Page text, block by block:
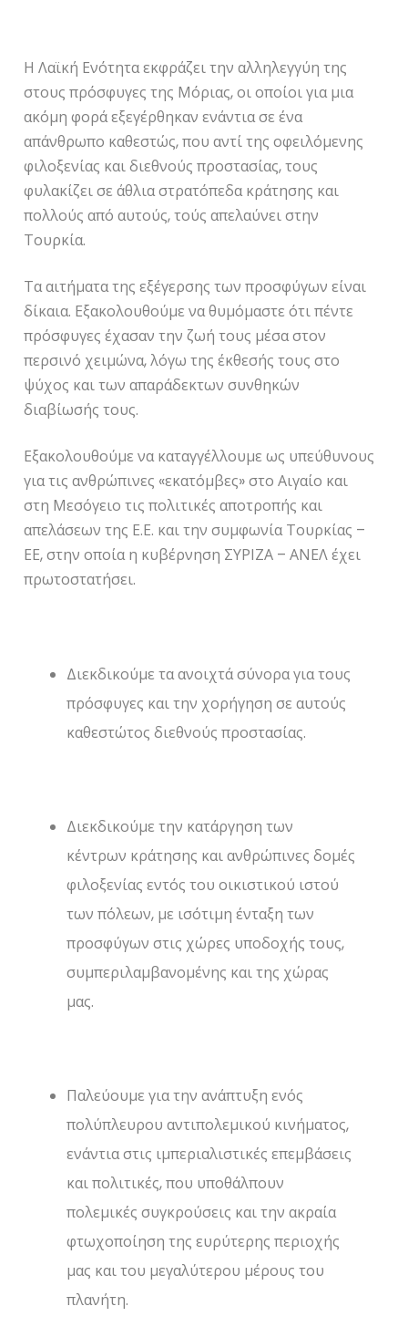
Η Λαϊκή Ενότητα εκφράζει την αλληλεγγύη της
στους πρόσφυγες της Μόριας, οι οποίοι για μια
ακόμη φορά εξεγέρθηκαν ενάντια σε ένα
απάνθρωπο καθεστώς, που αντί της οφειλόμενης
φιλοξενίας και διεθνούς προστασίας, τους
φυλακίζει σε άθλια στρατόπεδα κράτησης και
πολλούς από αυτούς, τούς απελαύνει στην
Τουρκία.
Τα αιτήματα της εξέγερσης των προσφύγων είναι
δίκαια. Εξακολουθούμε να θυμόμαστε ότι πέντε
πρόσφυγες έχασαν την ζωή τους μέσα στον
περσινό χειμώνα, λόγω της έκθεσής τους στο
ψύχος και των απαράδεκτων συνθηκών
διαβίωσής τους.
Εξακολουθούμε να καταγγέλλουμε ως υπεύθυνους
για τις ανθρώπινες «εκατόμβες» στο Αιγαίο και
στη Μεσόγειο τις πολιτικές αποτροπής και
απελάσεων της Ε.Ε. και την συμφωνία Τουρκίας –
ΕΕ, στην οποία η κυβέρνηση ΣΥΡΙΖΑ – ΑΝΕΛ έχει
πρωτοστατήσει.
Διεκδικούμε τα ανοιχτά σύνορα για τους
πρόσφυγες και την χορήγηση σε αυτούς
καθεστώτος διεθνούς προστασίας.
Διεκδικούμε την κατάργηση των
κέντρων κράτησης και ανθρώπινες δομές
φιλοξενίας εντός του οικιστικού ιστού
των πόλεων, με ισότιμη ένταξη των
προσφύγων στις χώρες υποδοχής τους,
συμπεριλαμβανομένης και της χώρας
μας.
Παλεύουμε για την ανάπτυξη ενός
πολύπλευρου αντιπολεμικού κινήματος,
ενάντια στις ιμπεριαλιστικές επεμβάσεις
και πολιτικές, που υποθάλπουν
πολεμικές συγκρούσεις και την ακραία
φτωχοποίηση της ευρύτερης περιοχής
μας και του μεγαλύτερου μέρους του
πλανήτη.